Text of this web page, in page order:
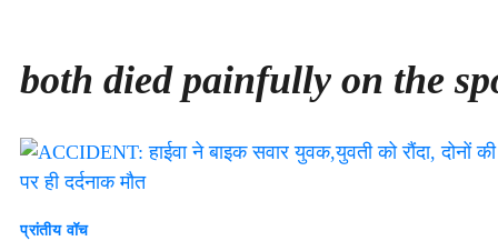
both died painfully on the
प्रांतीय वॉच